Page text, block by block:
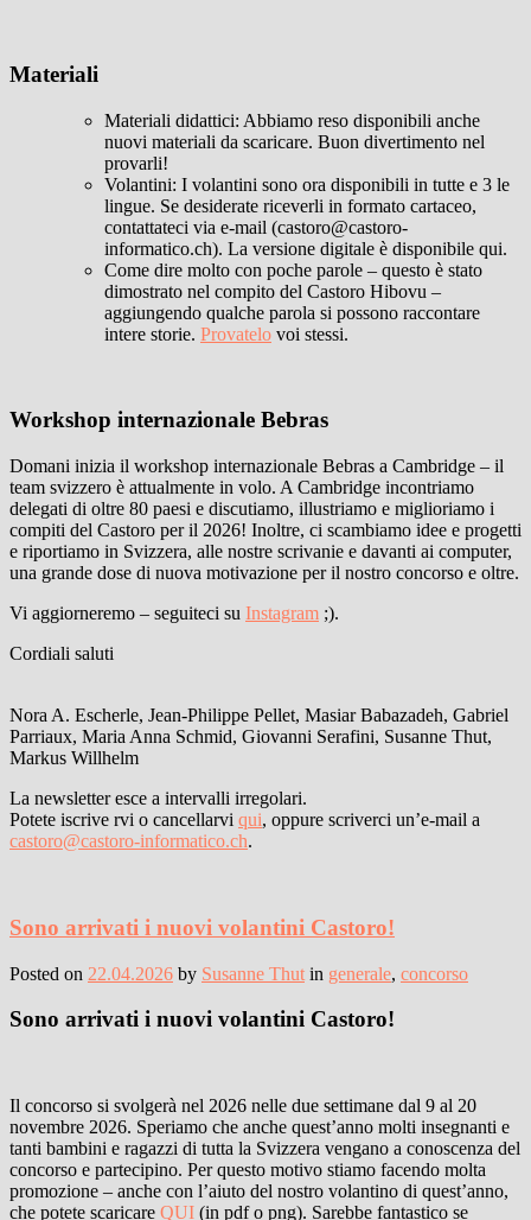
Materiali
Materiali didattici: Abbiamo reso disponibili anche
nuovi materiali da scaricare. Buon divertimento nel
provarli!
Volantini: I volantini sono ora disponibili in tutte e 3 le
lingue. Se desiderate riceverli in formato cartaceo,
contattateci via e-mail (castoro@castoro-
informatico.ch). La versione digitale è disponibile qui.
Come dire molto con poche parole – questo è stato
dimostrato nel compito del Castoro Hibovu –
aggiungendo qualche parola si possono raccontare
intere storie. Provatelo voi stessi.
Workshop internazionale Bebras
Domani inizia il workshop internazionale Bebras a Cambridge – il
team svizzero è attualmente in volo. A Cambridge incontriamo
delegati di oltre 80 paesi e discutiamo, illustriamo e miglioriamo i
compiti del Castoro per il 2026! Inoltre, ci scambiamo idee e progetti
e riportiamo in Svizzera, alle nostre scrivanie e davanti ai computer,
una grande dose di nuova motivazione per il nostro concorso e oltre.
Vi aggiorneremo – seguiteci su Instagram ;).
Cordiali saluti
Nora A. Escherle, Jean-Philippe Pellet, Masiar Babazadeh, Gabriel
Parriaux, Maria Anna Schmid, Giovanni Serafini, Susanne Thut,
Markus Willhelm
La newsletter esce a intervalli irregolari.
Potete iscrive rvi o cancellarvi qui, oppure scriverci un’e-mail a
castoro@castoro-informatico.ch.
Sono arrivati i nuovi volantini Castoro!
Posted on 22.04.2026 by Susanne Thut in generale, concorso
Sono arrivati i nuovi volantini Castoro!
Il concorso si svolgerà nel 2026 nelle due settimane dal 9 al 20
novembre 2026. Speriamo che anche quest’anno molti insegnanti e
tanti bambini e ragazzi di tutta la Svizzera vengano a conoscenza del
concorso e partecipino. Per questo motivo stiamo facendo molta
promozione – anche con l’aiuto del nostro volantino di quest’anno,
che potete scaricare QUI (in pdf o png). Sarebbe fantastico se